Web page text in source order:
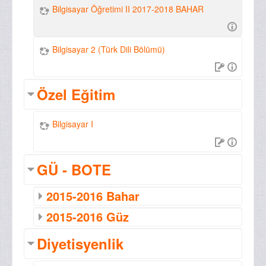
Bilgisayar Öğretimi II 2017-2018 BAHAR
Bilgisayar 2 (Türk Dili Bölümü)
Özel Eğitim
Bilgisayar I
GÜ - BOTE
2015-2016 Bahar
2015-2016 Güz
Diyetisyenlik